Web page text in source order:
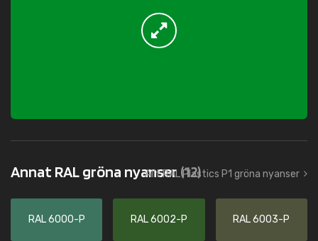
Annat RAL gröna nyanser(12)
Allt RAL Plastics P1 gröna nyanser
RAL 6000-P RAL 6002-P RAL 6003-P